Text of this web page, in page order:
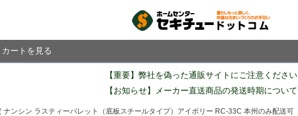
カートを見る
【重要】弊社を偽った通販サイトにご注意ください
【お知らせ】メーカー直送商品の発送時期について
ナンシン ラスティーパレット（底板スチールタイプ）アイボリー RC-33C 本州のみ配送可